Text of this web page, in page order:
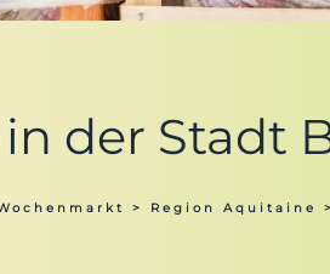
der Stadt
> Region Aquitaine